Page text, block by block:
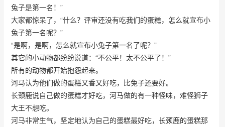
兔子是第一名！”
大家都惊呆了，“什么？评审还没有吃我们的蛋糕，怎么就宣布小
兔子第一名呢？”
“是啊，是啊，怎么就宣布小兔子第一名了呢？”
其它的小动物都纷纷说道：“不公平！太不公平了！”
所有的动物都开始抱怨起来。
河马认为他们做的蛋糕又香又好吃，比兔子还要好。
长颈鹿说自己做的蛋糕才好吃，河马做的有一种怪味，难怪狮子
大王不想吃。
河马非常生气，坚定地认为自己的蛋糕最好吃，长颈鹿的蛋糕那